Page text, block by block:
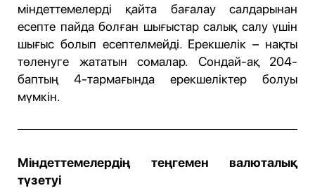
міндеттемелерді қайта бағалау салдарынан
есепте пайда болған шығыстар салық салу үшін
шығыс болып есептелмейді. Ерекшелік – нақты
төленуге жататын сомалар. Сондай-ақ 204-
баптың 4-тармағында ерекшеліктер болуы
мүмкін.
Міндеттемелердің теңгемен валюталық
түзетуі